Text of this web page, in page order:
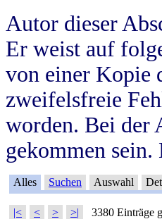
Autor dieser
Er weist auf
von einer Kopie
zweifelsfreie
worden. Bei der
gekommen
Alles Suchen Auswahl
|< < > >| 3380 Einträge